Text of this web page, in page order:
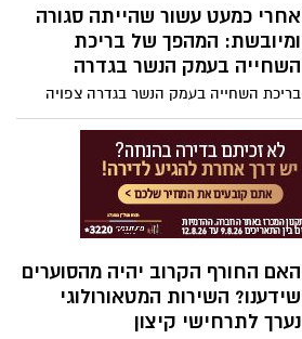
אחרי כמעט עשור שהייתה סגורה
ומיובשת: המהפך של בריכת
השחייה בעמק הנשר בגדרה
בריכת השחייה בעמק הנשר בגדרה צפויה
להיפתח בימים הקרובים לאחר שיפוץ מקיף,
שכלל חידוש הבריכה, הקמת מתחם מים
לילדים, שדרוג המלתחות, חיפוי קרמיקה
חדש, משטחי דשא רחבים וחידוש המתחם
כולו. שעות הפעילות והמחירון יפורסמו בימים
הקרובים
האם החורף הקרוב יהיה מהסוערים
שידענו? השירות המטאורולוגי
נערך לתרחישי קיצון